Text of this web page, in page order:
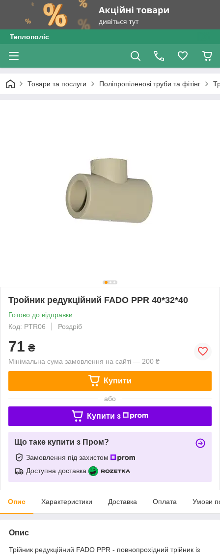
Теплополіс
Товари та послуги Поліпропіленові труби та фітінг
Тройник редукційний FADO PPR 40*32*40
Готово до відправки
Код: PTR06
Роздріб
71 ₴
Мінімальна сума замовлення на сайті — 200 ₴
Купити
або
Купити з
Що таке купити з Пром?
Замовлення під захистом
Доступна доставка
Опис Характеристики Доставка Оплата Умови
Опис
Трійник редукційний FADO PPR - повнопрохідний трійник із